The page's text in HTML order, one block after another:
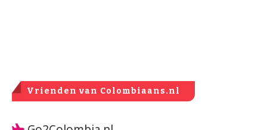
Vrienden van Colombiaans.nl